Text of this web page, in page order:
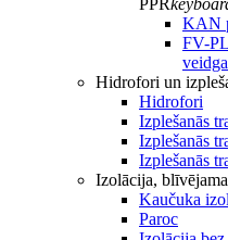
PPR
KAN
FV-
Hidrofori un
Hidrofori
Izplešanās
Izplešanās
Izplešanās
Izolācija,
Kaučuka
Paroc